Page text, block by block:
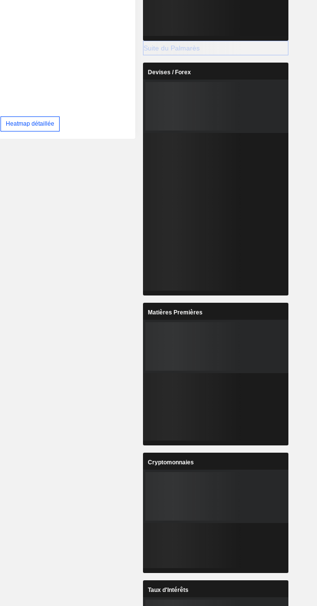
Heatmap détaillée
Suite du Palmarès
Devises / Forex
Matières Premières
Cryptomonnaies
Taux d'Intérêts